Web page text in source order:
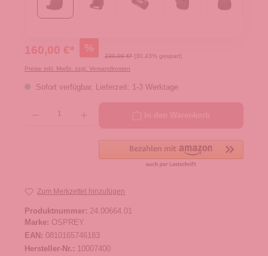
160,00 €* %
230,00 €* (30.43% gespart)
Preise inkl. MwSt. zzgl. Versandkosten
Sofort verfügbar, Lieferzeit: 1-3 Werktage
Zum Merkzettel hinzufügen
Produktnummer: 24.00664.01
Marke: OSPREY
EAN: 0810165746183
Hersteller-Nr.: 10007400